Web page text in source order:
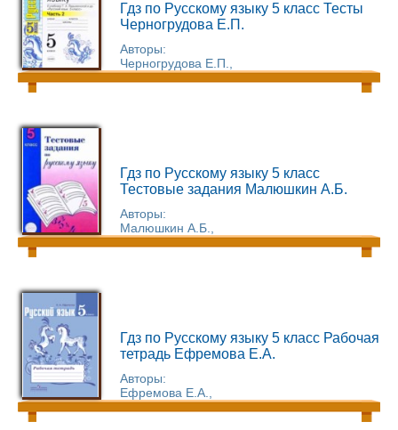
Гдз по Русскому языку 5 класс Тесты
Черногрудова Е.П.
Авторы:
Черногрудова Е.П.,
Гдз по Русскому языку 5 класс
Тестовые задания Малюшкин А.Б.
Авторы:
Малюшкин А.Б.,
Гдз по Русскому языку 5 класс Рабочая
тетрадь Ефремова Е.А.
Авторы:
Ефремова Е.А.,